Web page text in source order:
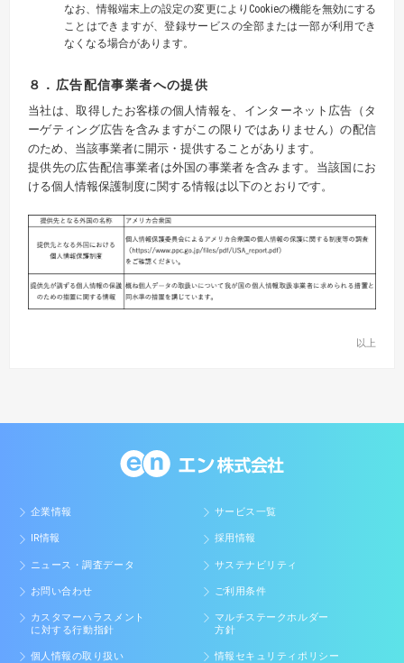
なお、情報端末上の設定の変更によりCookieの機能を無効にする
ことはできますが、登録サービスの全部または一部が利用でき
なくなる場合があります。
８．広告配信事業者への提供
当社は、取得したお客様の個人情報を、インターネット広告（タ
ーゲティング広告を含みますがこの限りではありません）の配信
のため、当該事業者に開示・提供することがあります。
提供先の広告配信事業者は外国の事業者を含みます。当該国にお
ける個人情報保護制度に関する情報は以下のとおりです。
以上
企業情報 サービス一覧
IR情報 採用情報
ニュース・調査データ サステナビリティ
お問い合わせ ご利用条件
カスタマーハラスメント
に対する行動指針
マルチステークホルダー
方針
個人情報の取り扱い 情報セキュリティポリシー